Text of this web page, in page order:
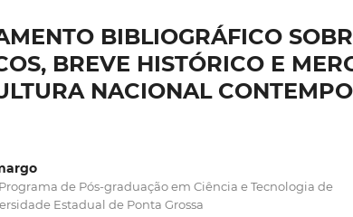
BIBLIOGRÁFICO
BREVE HISTÓRICO E
NACIONAL
de Pós-graduação em Ciência e Tecnologia de
Estadual de Ponta Grossa